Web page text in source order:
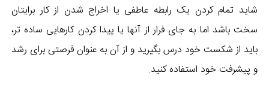
شاید تمام کردن یک رابطه عاطفی یا اخراج شدن از کار برایتان
سخت باشد اما به جای فرار از آنها یا پیدا کردن کارهایی ساده تر،
باید از شکست خود درس بگیرید و از آن به عنوان فرصتی برای رشد
و پیشرفت خود استفاده کنید.